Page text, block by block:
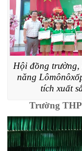
Hội đồng
năng
tích xuất
Trường